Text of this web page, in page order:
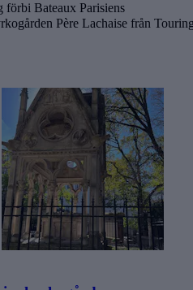
förbi Bateaux Parisiens
Père Lachaise från